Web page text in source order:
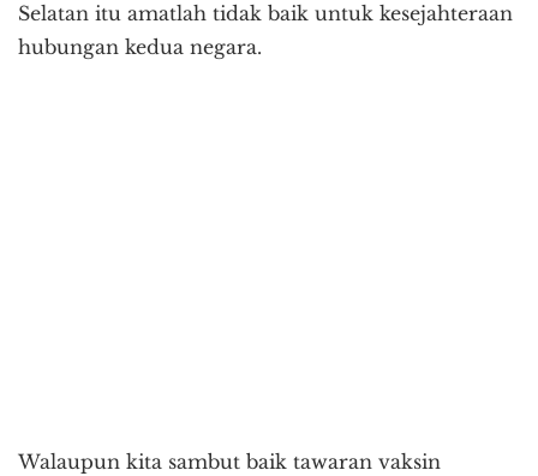
Selatan itu amatlah tidak baik untuk kesejahteraan
hubungan kedua negara.
Walaupun kita sambut baik tawaran vaksin